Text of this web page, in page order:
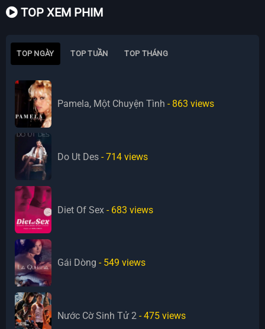
TOP XEM PHIM
TOP NGÀY TOP TUẦN TOP THÁNG
Pamela, Một Chuyện Tình - 863 views
Do Ut Des - 714 views
Diet Of Sex - 683 views
Gái Dòng - 549 views
Nước Cờ Sinh Tử 2 - 475 views